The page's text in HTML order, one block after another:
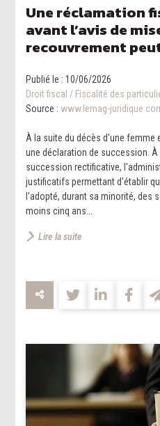
Une réclamation
avant l’avis de
recouvrement
Publié le :10/06/2026
Droit fiscal / Fiscalité des
Source : www.lemag-
À la suite du décès d'une femme
une déclaration de succession.
succession rectificative,
justificatifs permettant d'établir
l'adopté, durant sa minorité, des
moins cinq ans...
Lire la suite